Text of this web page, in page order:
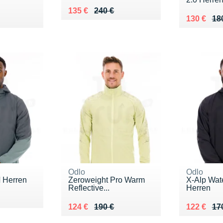
€
240 €
Au lieu de 240 €
135 €
Vendu 135 €
Au lieu de
130 €
Vendu
Herren
€
Odlo
Zeroweight Pro Warm
Reflective...
190 €
Au lieu de 190 €
124 €
Vendu 124 €
Odlo
X-Alp
Herren
Au lieu de
122 €
Vendu